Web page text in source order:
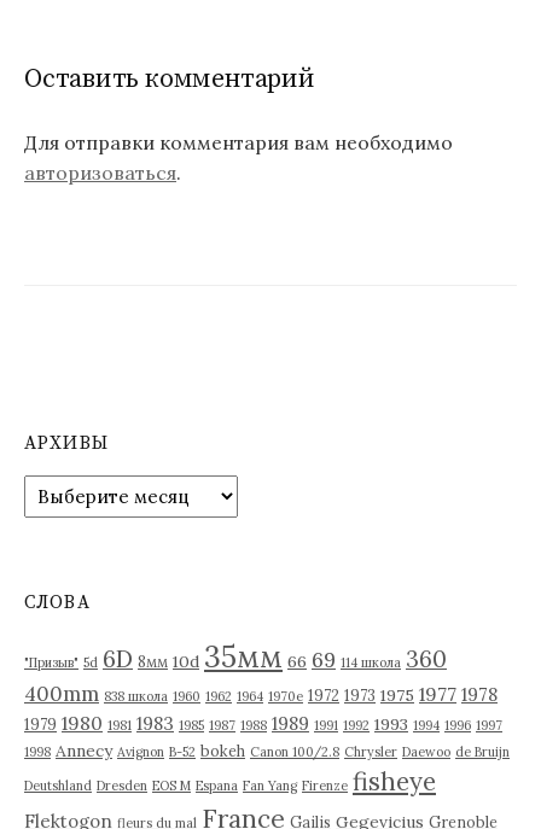
г
ц
и
п
и
с
м
Оставить комментарий
Для отправки комментария вам необходимо
авторизоваться.
АРХИВЫ
р
в
СЛОВА
"Призыв" 5d 6D 8мм 10d 35мм 66 69 114 школа 360
400mm 838 школа 1960 1962 1964 1970е 1972 1973 1975 1977 1978
1979 1980 1981 1983 1985 1987 1988 1989 1991 1992 1993 1994 1996 1997
1998 Annecy Avignon B-52 bokeh Canon 100/2.8 Chrysler Daewoo de Bruijn
Deutshland Dresden EOS M Espana Fan Yang Firenze fisheye
Flektogon fleurs du mal France Gailis Gegevicius Grenoble